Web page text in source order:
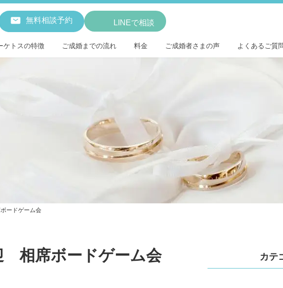
無料相談予約 LINEで相談
ケトスの特徴 ご成婚までの流れ 料金 ご成婚者さまの声 よくあるご質
ードゲーム会
相席ボードゲーム会 カテ